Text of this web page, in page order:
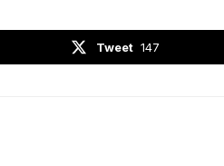
Tweet 147